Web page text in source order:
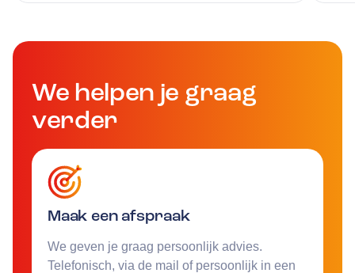
We helpen je graag
verder
Maak een afspraak
We geven je graag persoonlijk advies.
Telefonisch, via de mail of persoonlijk in een